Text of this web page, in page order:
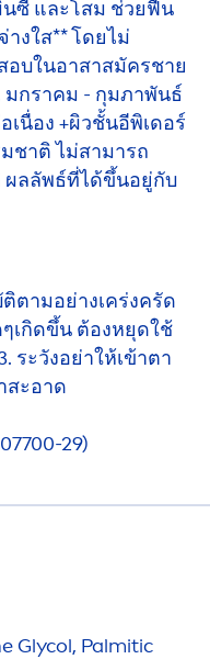
ซี และโสม ช่วยฟื้น
งใส** โดยไม่
บในอาสาสมัครชาย
มกราคม - กุมภาพันธ์
เนื่อง +ผิวชั้นอีพิเดอร์
ชาติ ไม่สามารถ
ผลลัพธ์ที่ได้ขึ้นอยู่กับ
ตามอย่างเคร่งครัด
เกิดขึ้น ต้องหยุดใช้
ระวังอย่าให้เข้าตา
สะอาด
29)
Glycol, Palmitic